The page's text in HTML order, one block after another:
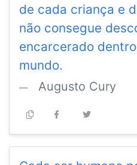
de cada criança e
não consegue
encarcerado
mundo.
Augusto Cury